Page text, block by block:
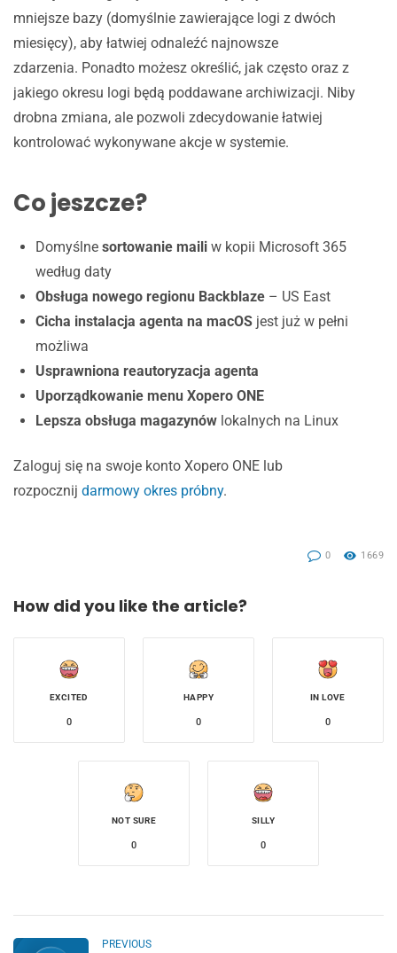
mniejsze bazy (domyślnie zawierające logi z dwóch
miesięcy), aby łatwiej odnaleźć najnowsze
zdarzenia. Ponadto możesz określić, jak często oraz z
jakiego okresu logi będą poddawane archiwizacji. Niby
drobna zmiana, ale pozwoli zdecydowanie łatwiej
kontrolować wykonywane akcje w systemie.
Co jeszcze?
Domyślnesortowanie mailiw kopii Microsoft 365
według daty
Obsługa nowego regionu Backblaze – US East
Cicha instalacja agenta na macOS jest już w pełni
możliwa
Usprawniona reautoryzacja agenta
Uporządkowanie menu Xopero ONE
Lepsza obsługa magazynów lokalnych na Linux
Zaloguj się na swoje konto Xopero ONE lub
rozpocznij darmowy okres próbny.
0 1669
How did you like the article?
EXCITED
0
HAPPY
0
IN LOVE
0
NOT SURE
0
SILLY
0
PREVIOUS